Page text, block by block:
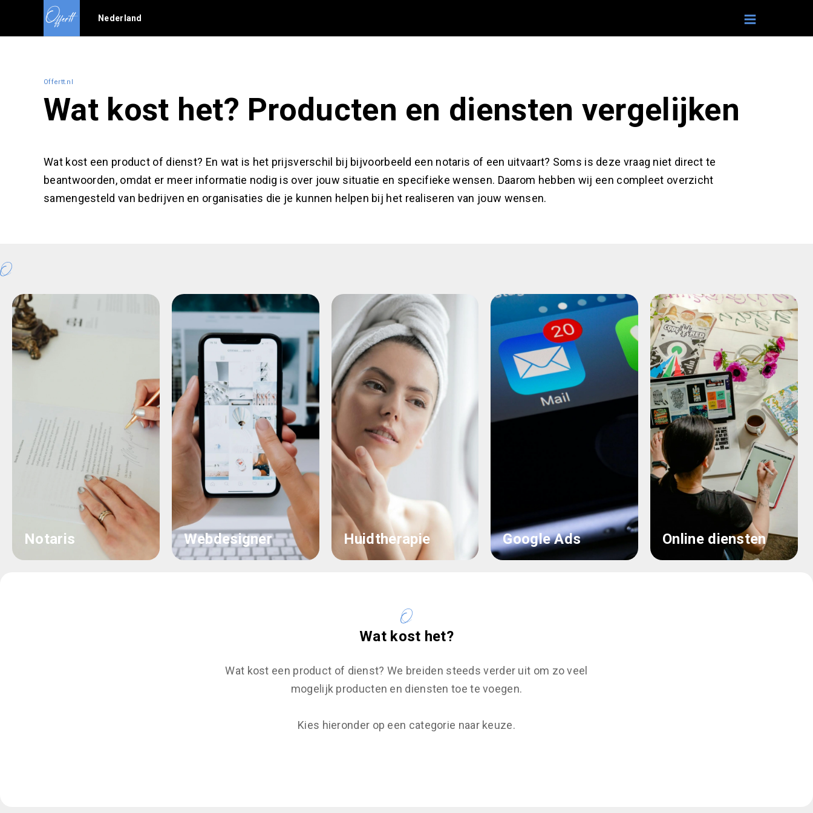
Nederland
Offertt.nl
Wat kost het? Producten en diensten vergelijken
Wat kost een product of dienst? En wat is het prijsverschil bij bijvoorbeeld een notaris of een uitvaart? Soms is deze vraag niet direct te
beantwoorden, omdat er meer informatie nodig is over jouw situatie en specifieke wensen. Daarom hebben wij een compleet overzicht
samengesteld van bedrijven en organisaties die je kunnen helpen bij het realiseren van jouw wensen.
Notaris Webdesigner Huidtherapie Google Ads Online diensten
Wat kost het?
Wat kost een product of dienst? We breiden steeds verder uit om zo veel
mogelijk producten en diensten toe te voegen.
Kies hieronder op een categorie naar keuze.